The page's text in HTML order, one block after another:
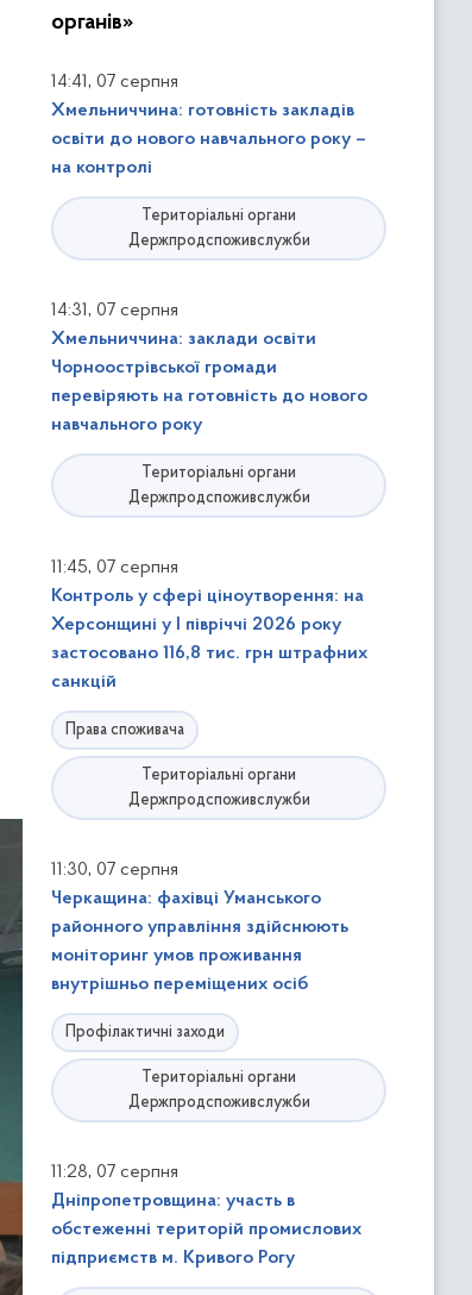
органів»
14:41, 07 серпня
Хмельниччина: готовність закладів
освіти до нового навчального року –
на контролі
Територіальні органи
Держпродспоживслужби
14:31, 07 серпня
Хмельниччина: заклади освіти
Чорноострівської громади
перевіряють на готовність до нового
навчального року
Територіальні органи
Держпродспоживслужби
11:45, 07 серпня
Контроль у сфері ціноутворення: на
Херсонщині у І півріччі 2026 року
застосовано 116,8 тис. грн штрафних
санкцій
Права споживача
Територіальні органи
Держпродспоживслужби
11:30, 07 серпня
Черкащина: фахівці Уманського
районного управління здійснюють
моніторинг умов проживання
внутрішньо переміщених осіб
Профілактичні заходи
Територіальні органи
Держпродспоживслужби
11:28, 07 серпня
Дніпропетровщина: участь в
обстеженні територій промислових
підприємств м. Кривого Рогу